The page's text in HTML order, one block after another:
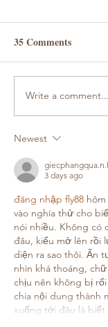
35 Comments
Write a comment...
Newest
3 days ago
đăng nhập fly88
vào nghía thử cho
nói nhiều. Không có
đâu, kiểu mở lên rồi
diện ra sao thôi. Ấn
nhìn khá thoáng,
chịu nên không bị
chia nội dung thành
xuống tới đâu là